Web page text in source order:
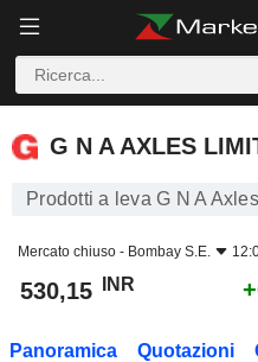
G N A AXLES LIMITED
G N A AXLES
Prodotti a leva G N A
Mercato chiuso - Bombay S.E.
530,15 INR
Panoramica Quotazioni